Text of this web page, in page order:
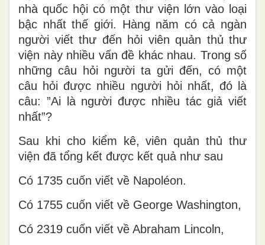
nhà quốc hội có một thư viện lớn vào loại
bậc nhất thế giới. Hàng năm có cả ngàn
người viết thư đến hỏi viên quản thủ thư
viện này nhiều vấn đề khác nhau. Trong số
những câu hỏi người ta gửi đến, có một
câu hỏi được nhiều người hỏi nhất, đó là
câu: ”Ai là người được nhiều tác giả viết
nhất”?
Sau khi cho kiểm kê, viên quản thủ thư
viện đã tổng kết được kết quả như sau
Có 1735 cuốn viết về Napoléon.
Có 1755 cuốn viết về George Washington,
Có 2319 cuốn viết về Abraham Lincoln,